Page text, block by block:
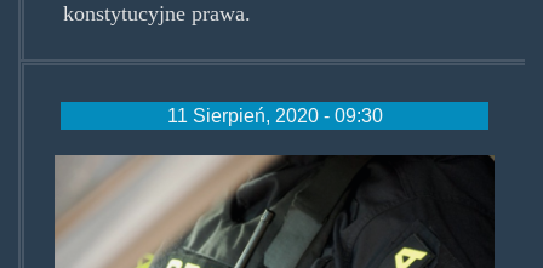
konstytucyjne prawa.
11 Sierpień, 2020 - 09:30
cba_00.png